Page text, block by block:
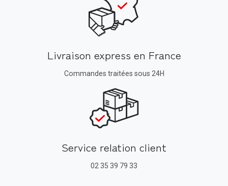
Livraison express en France
Commandes traitées sous 24H
Service relation client
02 35 39 79 33